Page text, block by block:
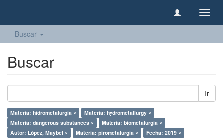
Buscar
Buscar
Ir
Materia: hidrometalurgia ×
Materia: hydrometallurgy ×
Materia: dangerous substances ×
Materia: biometalurgia ×
Autor: López, Maybel ×
Materia: pirometalurgia ×
Fecha: 2019 ×